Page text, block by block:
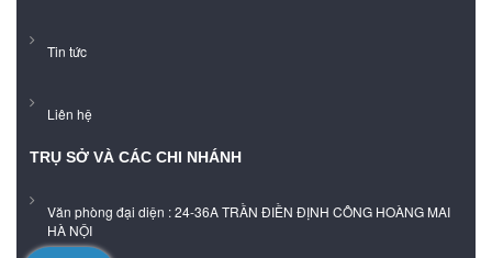
Tin tức
Liên hệ
TRỤ SỞ VÀ CÁC CHI NHÁNH
Văn phòng đại diện : 24-36A TRẦN ĐIỀN ĐỊNH CÔNG HOÀNG MAI
HÀ NỘI